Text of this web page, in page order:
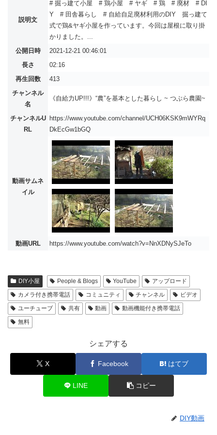
説明文
# 掘っ建て小屋 # 鶏小屋 # ヤギ # 鶏 # 廃材 # DI
Y # 田舎暮らし # 自給自足廃材利用のDIY 掘っ建て
式で鶏&ヤギ小屋を作っています。今回は屋根に取り掛
かりました。...
公開日時
2021-12-21 00:46:01
長さ
02:16
再生回数
413
チャンネル
名
《自給力UP!!!》“農”を基本とした暮らし ~ つぶら農園~
チャンネルU
RL
https://www.youtube.com/channel/UCH06KSK9mWYRq
DkEcGw1bGQ
動画サムネ
イル
動画URL https://www.youtube.com/watch?v=NnXDNySJeTo
DIY小屋 People & Blogs YouTube
アップロード
カメラ付き携帯電話
コミュニティ チャンネル
ビデオ
ユーチューブ
共有 動画
動画機能付き携帯電話
無料
シェアする
X Facebook はてブ
LINE コピー
DIY動画